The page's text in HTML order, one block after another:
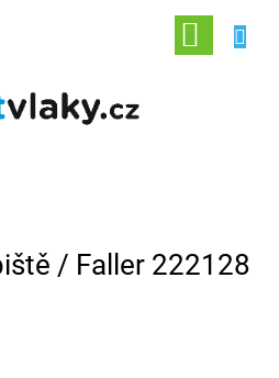
NÁKUPNÍ
KOŠÍK
/ Faller 222128